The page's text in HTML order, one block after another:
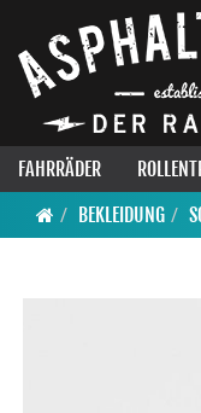
FAHRRÄDER
BEKLEIDUNG